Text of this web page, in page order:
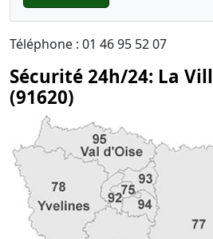
Téléphone : 01 46 95 52 07
Sécurité 24h/24: La
(91620)